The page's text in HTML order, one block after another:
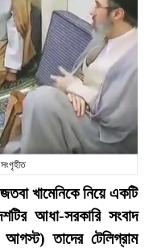
খামেনিকে নিয়ে একটি
আধা-সরকারি সংবাদ
তাদের টেলিগ্রাম